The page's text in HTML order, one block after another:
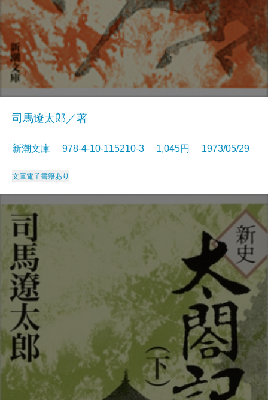
司馬遼太郎／著
新潮文庫 978-4-10-115210-3 1,045円 1973/05/29
文庫電子書籍あり